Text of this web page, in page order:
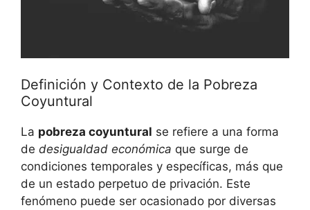
Definición y Contexto de la Pobreza
Coyuntural
La pobreza coyuntural se refiere a una forma
de desigualdad económica que surge de
condiciones temporales y específicas, más que
de un estado perpetuo de privación. Este
fenómeno puede ser ocasionado por diversas